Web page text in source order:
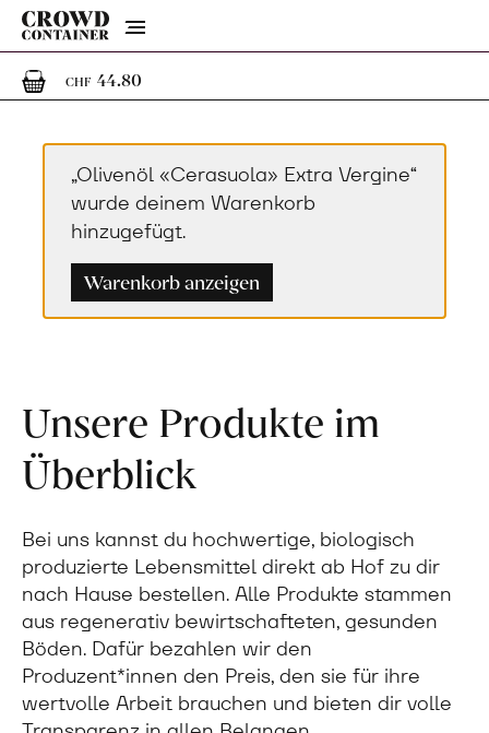
Menu
CHF 44.801 Artikel im Warenkorb
„Olivenöl «Cerasuola» Extra Vergine“
wurde deinem Warenkorb
hinzugefügt.
Warenkorb anzeigen
Unsere Produkte im
Überblick
Bei uns kannst du hochwertige, biologisch
produzierte Lebensmittel direkt ab Hof zu dir
nach Hause bestellen. Alle Produkte stammen
aus regenerativ bewirtschafteten, gesunden
Böden. Dafür bezahlen wir den
Produzent*innen den Preis, den sie für ihre
wertvolle Arbeit brauchen und bieten dir volle